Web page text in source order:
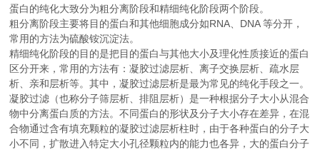
蛋白的纯化大致分为粗分离阶段和精细纯化阶段两个阶段。
粗分离阶段主要将目的蛋白和其他细胞成分如RNA、DNA 等分开，
常用的方法为硫酸铵沉淀法。
精细纯化阶段的目的是把目的蛋白与其他大小及理化性质接近的蛋白
区分开来，常用的方法有：凝胶过滤层析、离子交换层析、疏水层
析、亲和层析等。其中，凝胶过滤层析是最为常见的纯化手段之一。
凝胶过滤（也称分子筛层析、排阻层析）是一种根据分子大小从混合
物中分离蛋白质的方法。不同蛋白的形状及分子大小存在差异，在混
合物通过含有填充颗粒的凝胶过滤层析柱时，由于各种蛋白的分子大
小不同，扩散进入特定大小孔径颗粒内的能力也各异，大的蛋白分子